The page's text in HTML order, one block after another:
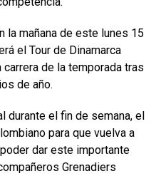
la mañana de este lunes 15
el Tour de Dinamarca
de la temporada tras
de año.
durante el fin de semana, el
para que vuelva a
dar este importante
Grenadiers